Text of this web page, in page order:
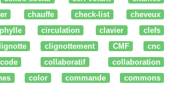
chauffe check-list
cheveux
circulation clavier
clefs
clignottement CMF
cnc
code collaboratif
collaboration
color commande
commons